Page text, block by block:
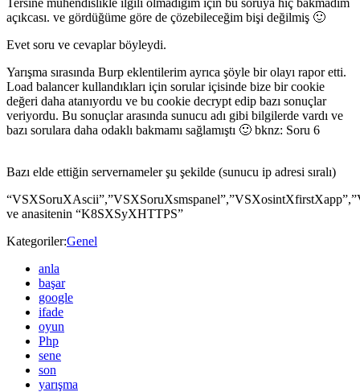
açıkcası. ve gördüğüme göre de çözebileceğim bişi değilmiş 🙂
Evet soru ve cevaplar böyleydi.
Yarışma sırasında Burp eklentilerim ayrıca şöyle bir olayı rapor etti.
Load balancer kullandıkları için sorular içisinde bize bir cookie
değeri daha atanıyordu ve bu cookie decrypt edip bazı sonuçlar
veriyordu. Bu sonuçlar arasında sunucu adı gibi bilgilerde vardı ve
bazı sorulara daha odaklı bakmamı sağlamıştı 🙂 bknz: Soru 6
Bazı elde ettiğin servernameler şu şekilde (sunucu ip adresi sıralı)
ve anasitenin “K8SXSyXHTTPS”
Kategoriler:Genel
anla
başar
google
ifade
oyun
Php
sene
son
yarışma